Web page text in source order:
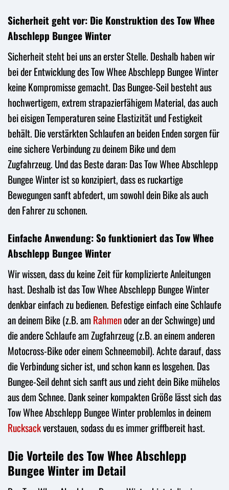
Sicherheit geht vor: Die Konstruktion des Tow Whee
Abschlepp Bungee Winter
Sicherheit steht bei uns an erster Stelle. Deshalb haben wir
bei der Entwicklung des Tow Whee Abschlepp Bungee Winter
keine Kompromisse gemacht. Das Bungee-Seil besteht aus
hochwertigem, extrem strapazierfähigem Material, das auch
bei eisigen Temperaturen seine Elastizität und Festigkeit
behält. Die verstärkten Schlaufen an beiden Enden sorgen für
eine sichere Verbindung zu deinem Bike und dem
Zugfahrzeug. Und das Beste daran: Das Tow Whee Abschlepp
Bungee Winter ist so konzipiert, dass es ruckartige
Bewegungen sanft abfedert, um sowohl dein Bike als auch
den Fahrer zu schonen.
Einfache Anwendung: So funktioniert das Tow Whee
Abschlepp Bungee Winter
Wir wissen, dass du keine Zeit für komplizierte Anleitungen
hast. Deshalb ist das Tow Whee Abschlepp Bungee Winter
denkbar einfach zu bedienen. Befestige einfach eine Schlaufe
an deinem Bike (z.B. am Rahmenoder an der Schwinge) und
die andere Schlaufe am Zugfahrzeug (z.B. an einem anderen
Motocross-Bike oder einem Schneemobil). Achte darauf, dass
die Verbindung sicher ist, und schon kann es losgehen. Das
Bungee-Seil dehnt sich sanft aus und zieht dein Bike mühelos
aus dem Schnee. Dank seiner kompakten Größe lässt sich das
Tow Whee Abschlepp Bungee Winter problemlos in deinem
Rucksackverstauen, sodass du es immer griffbereit hast.
Die Vorteile des Tow Whee Abschlepp
Bungee Winter im Detail